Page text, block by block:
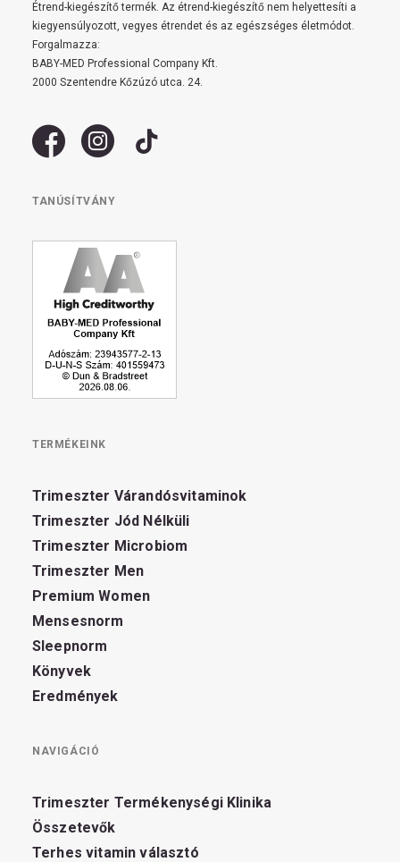
Étrend-kiegészítő termék. Az étrend-kiegészítő nem helyettesíti a
kiegyensúlyozott, vegyes étrendet és az egészséges életmódot.
Forgalmazza:
BABY-MED Professional Company Kft.
2000 Szentendre Kőzúzó utca. 24.
TANÚSÍTVÁNY
TERMÉKEINK
Trimeszter Várandósvitaminok
Trimeszter Jód Nélküli
Trimeszter Microbiom
Trimeszter Men
Premium Women
Mensesnorm
Sleepnorm
Könyvek
Eredmények
NAVIGÁCIÓ
Trimeszter Termékenységi Klinika
Összetevők
Terhes vitamin választó